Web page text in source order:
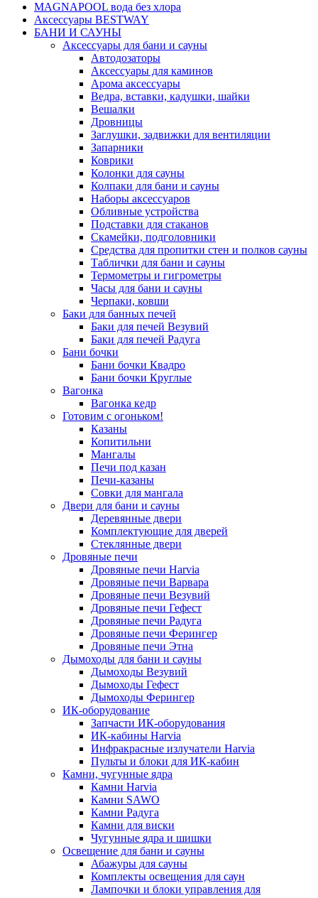
MAGNAPOOL вода без хлора
Аксессуары BESTWAY
БАНИ И САУНЫ
Аксессуары для бани и сауны
Автодозаторы
Аксессуары для каминов
Арома аксессуары
Ведра, вставки, кадушки, шайки
Вешалки
Дровницы
Заглушки, задвижки для вентиляции
Запарники
Коврики
Колонки для сауны
Колпаки для бани и сауны
Наборы аксессуаров
Обливные устройства
Подставки для стаканов
Скамейки, подголовники
Средства для пропитки стен и полков сауны
Таблички для бани и сауны
Термометры и гигрометры
Часы для бани и сауны
Черпаки, ковши
Баки для банных печей
Баки для печей Везувий
Баки для печей Радуга
Бани бочки
Бани бочки Квадро
Бани бочки Круглые
Вагонка
Вагонка кедр
Готовим с огоньком!
Казаны
Копитильни
Мангалы
Печи под казан
Печи-казаны
Совки для мангала
Двери для бани и сауны
Деревянные двери
Комплектующие для дверей
Стеклянные двери
Дровяные печи
Дровяные печи Harvia
Дровяные печи Варвара
Дровяные печи Везувий
Дровяные печи Гефест
Дровяные печи Радуга
Дровяные печи Ферингер
Дровяные печи Этна
Дымоходы для бани и сауны
Дымоходы Везувий
Дымоходы Гефест
Дымоходы Ферингер
ИК-оборудование
Запчасти ИК-оборудования
ИК-кабины Harvia
Инфракрасные излучатели Harvia
Пульты и блоки для ИК-кабин
Камни, чугунные ядра
Камни Harvia
Камни SAWO
Камни Радуга
Камни для виски
Чугунные ядра и шишки
Освещение для бани и сауны
Абажуры для сауны
Комплекты освещения для саун
Лампочки и блоки управления для